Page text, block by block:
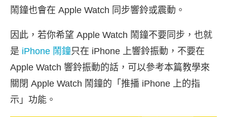
鬧鐘也會在 Apple Watch 同步響鈴或震動。
因此，若你希望 Apple Watch 鬧鐘不要同步，也就
是 iPhone 鬧鐘只在 iPhone 上響鈴振動，不要在
Apple Watch 響鈴振動的話，可以參考本篇教學來
關閉 Apple Watch 鬧鐘的「推播 iPhone 上的指
示」功能。